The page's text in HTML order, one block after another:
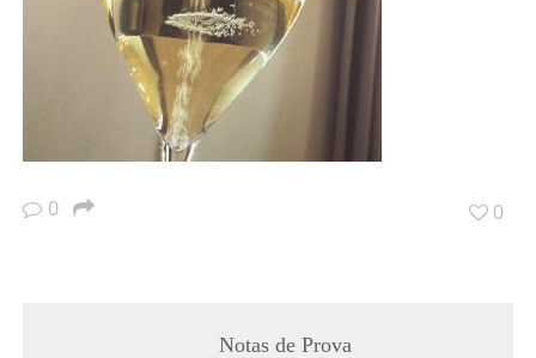
0 0
Notas de Prova